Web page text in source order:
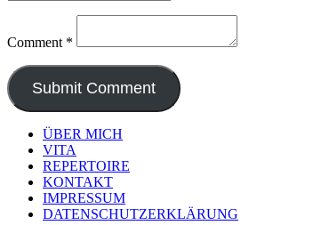
Comment *
ÜBER MICH
VITA
REPERTOIRE
KONTAKT
IMPRESSUM
DATENSCHUTZERKLÄRUNG